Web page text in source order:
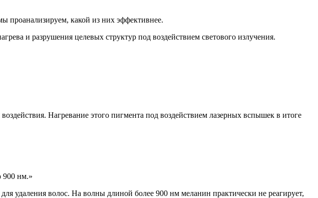
проанализируем, какой из них эффективнее.
и разрушения целевых структур под воздействием светового излучения.
Нагревание этого пигмента под воздействием лазерных вспышек в итоге
900 нм.
удаления волос. На волны длиной более 900 нм меланин практически не реагирует,